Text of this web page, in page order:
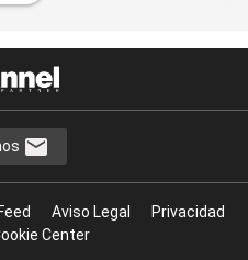
Aviso Legal
Privacidad
Center